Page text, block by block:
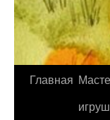
Перейти
Главная